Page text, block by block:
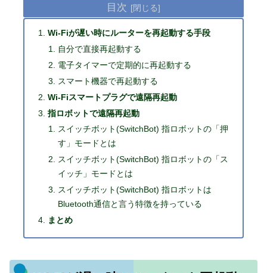
目次
Wi-Fiが遅い時にルーターを再起動する手段
自分で直接再起動する
電子タイマーで定期的に再起動する
スマート機器で再起動する
Wi-Fiスマートプラグで遠隔再起動
指ロボットで遠隔再起動
スイッチボット(SwitchBot) 指ロボットの「押
す」モードとは
スイッチボット(SwitchBot) 指ロボットの「ス
イッチ」モードとは
スイッチボット(SwitchBot) 指ロボットは
Bluetooth通信と言う特徴を持っている
まとめ